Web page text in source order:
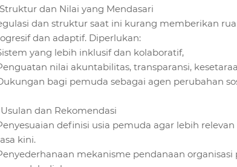
dan Nilai yang Mendasari
dan struktur saat ini kurang memberikan
dan adaptif. Diperlukan:
yang lebih inklusif dan kolaboratif,
nilai akuntabilitas, transparansi,
bagi pemuda sebagai agen perubahan
dan Rekomendasi
definisi usia pemuda agar lebih
kini.
mekanisme pendanaan